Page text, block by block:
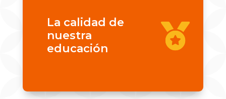
La calidad de
nuestra
educación